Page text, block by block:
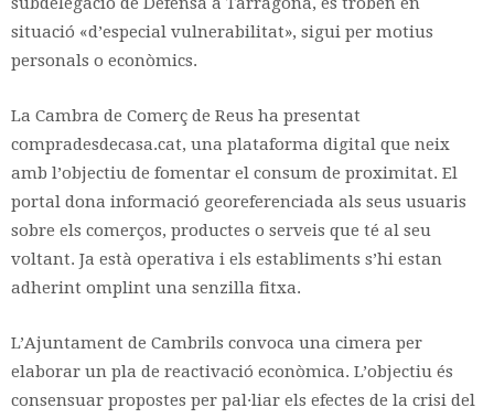
situació «d’especial vulnerabilitat», sigui per motius
personals o econòmics.
La Cambra de Comerç de Reus ha presentat
compradesdecasa.cat, una plataforma digital que neix
amb l’objectiu de fomentar el consum de proximitat. El
portal dona informació georeferenciada als seus usuaris
sobre els comerços, productes o serveis que té al seu
voltant. Ja està operativa i els establiments s’hi estan
adherint omplint una senzilla fitxa.
L’Ajuntament de Cambrils convoca una cimera per
elaborar un pla de reactivació econòmica. L’objectiu és
consensuar propostes per pal·liar els efectes de la crisi del